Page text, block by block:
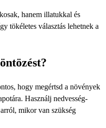
hanem illatukkal és
tökéletes választás lehetnek a
hogy megértsd a növények
Használj nedvesség-
mikor van szükség